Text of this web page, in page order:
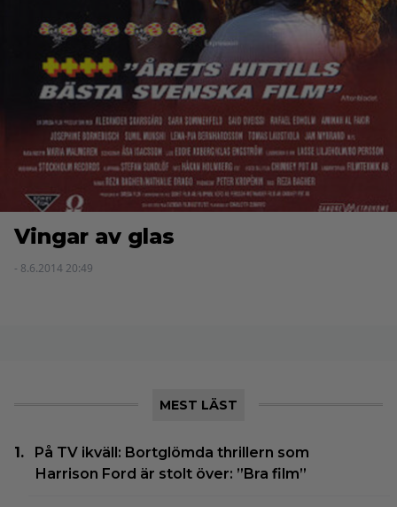
Vingar av glas
- 8.6.2014 20:49
MEST LÄST
På TV ikväll: Bortglömda thrillern som
Harrison Ford är stolt över: ”Bra film”